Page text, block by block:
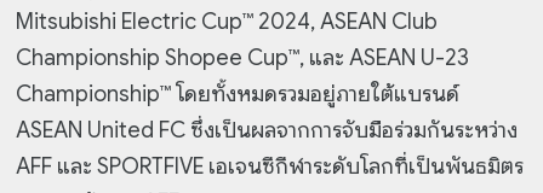
Mitsubishi Electric Cup™ 2024, ASEAN Club
Championship Shopee Cup™, และ ASEAN U-23
Championship™ โดยทั้งหมดรวมอยู่ภายใต้แบรนด์
ASEAN United FC ซึ่งเป็นผลจากการจับมือร่วมกันระหว่าง
AFF และ SPORTFIVE เอเจนซีกีฬาระดับโลกที่เป็นพันธมิตร